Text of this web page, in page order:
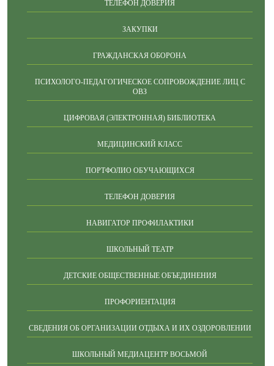
ТЕЛЕФОН ДОВЕРИЯ
ЗАКУПКИ
ГРАЖДАНСКАЯ ОБОРОНА
ПСИХОЛОГО-ПЕДАГОГИЧЕСКОЕ СОПРОВОЖДЕНИЕ ЛИЦ С
ОВЗ
ЦИФРОВАЯ (ЭЛЕКТРОННАЯ) БИБЛИОТЕКА
МЕДИЦИНСКИЙ КЛАСС
ПОРТФОЛИО ОБУЧАЮЩИХСЯ
ТЕЛЕФОН ДОВЕРИЯ
НАВИГАТОР ПРОФИЛАКТИКИ
ШКОЛЬНЫЙ ТЕАТР
ДЕТСКИЕ ОБЩЕСТВЕННЫЕ ОБЪЕДИНЕНИЯ
ПРОФОРИЕНТАЦИЯ
СВЕДЕНИЯ ОБ ОРГАНИЗАЦИИ ОТДЫХА И ИХ ОЗДОРОВЛЕНИИ
ШКОЛЬНЫЙ МЕДИАЦЕНТР ВОСЬМОЙ